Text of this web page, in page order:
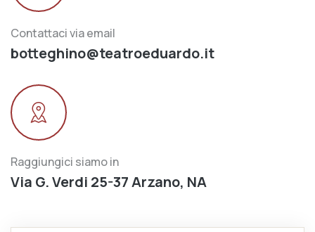
Contattaci via email
botteghino@teatroeduardo.it
Raggiungici siamo in
Via G. Verdi 25-37 Arzano, NA